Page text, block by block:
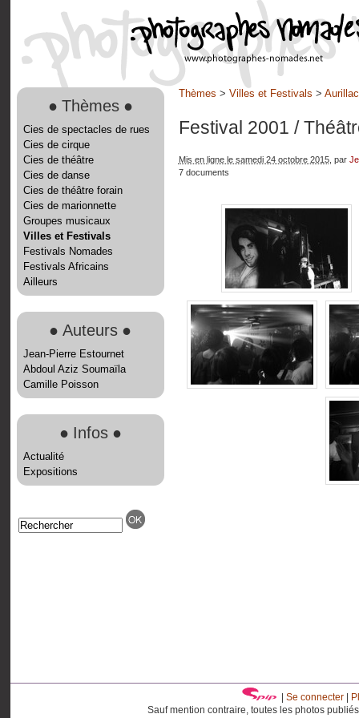
● Thèmes ●
Cies de spectacles de rues
Cies de cirque
Cies de théâtre
Cies de danse
Cies de théâtre forain
Cies de marionnette
Groupes musicaux
Villes et Festivals
Festivals Nomades
Festivals Africains
Ailleurs
● Auteurs ●
Jean-Pierre Estournet
Abdoul Aziz Soumaïla
Camille Poisson
● Infos ●
Actualité
Expositions
Thèmes > Villes et Festivals >
Festival 2001 /
Mis en ligne le samedi 24 octobre 2015, par
7 documents
Se connecter|
Sauf mention contraire, toutes les photos